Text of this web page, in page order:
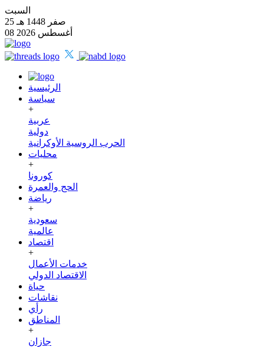
السبت
25 صفر 1448 هـ
08 أغسطس 2026
الرئيسية
سياسة
+
عربية
دولية
الحرب الروسية الأوكرانية
محليات
+
كورونا
الحج والعمرة
رياضة
+
سعودية
عالمية
اقتصاد
+
خدمات الأعمال
الاقتصاد الدولي
حياة
نقاشات
رأي
المناطق
+
جازان